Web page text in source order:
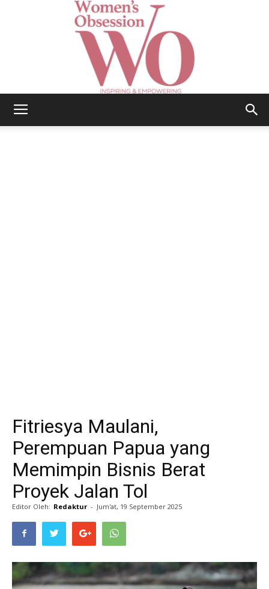
Fitriesya Maulani,
Perempuan Papua yang
Memimpin Bisnis Berat
Proyek Jalan Tol
Editor Oleh: Redaktur - Jum'at, 19 September 2025